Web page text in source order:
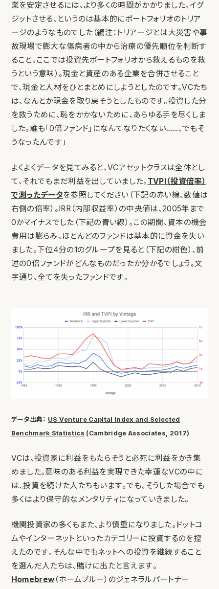
業を安定させるには、より多くの時間がかかりました。イグ
ジットさせる、というのは基本的にポートフォリオのトリア
ージのようなものでした（編注：トリアージとは大災害や事
故現場で膨大な傷病者の中から治療の優先順位を判断す
ること。ここでは投資先ポートフォリオから救えるものを救
うという意味）。現金と資産のある企業を合併させること
で、現金と人材をひとまとめにしようとしたのです。VCたち
は、なんとか現金を取り戻そうとしたものです。投資した分
を救うために、恥をかかないために、あらゆる手を尽くしま
した。誰も「0倍ファンド」になんてなりたくない……、でもそ
うなったんです」
よくよくデータを見てみると、VCアセットクラスは全体とし
て、それでもまだ利益を出していました。 TVPI（投資倍率）
で測ったデータを参照してください（下記の赤い線、数値は
右側の倍率）。IRR（内部収益率）の中央値は、2005年まで
0かマイナスでした（下記の青い線）。この期間、資本の機会
費用は膨らみ、ほとんどのファンドは基本的に資金を失い
ました。下位4分の1のグループを見ると（下記の紺色）、前
述の0倍ファンドがどんなものだったか分かるでしょう。文
字通り、全てを失ったファンドです。
データ出典： US Venture Capital Index and Selected
Benchmark Statistics (Cambridge Associates, 2017)
VCは、投資家に利益をもたらそうと必死に利益をかき集
めました。意味のある利益を実現できた幸運なVCの中に
は、投資を続けた人たちもいます。でも、そうした場合でも
多くはより保守的なメンタリティになっていきました。
機関投資家の多くもまた、より慎重になりました。ドットコ
ムやインターネットといったカテゴリーに投資するのを控
えたのです。そんな中でもネットへの投資を継続すること
を選んだ人たちは、賭けに出たと言えます。
Homebrew （ホームブルー）のジェネラルパートナー